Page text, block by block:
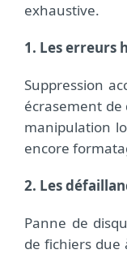
exhaustive.
1. Les erreurs
Suppression
écrasement
manipulation
encore
2. Les
Panne de
de fichiers due